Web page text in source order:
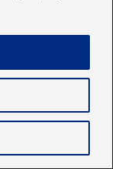
którą